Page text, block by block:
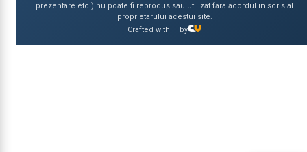
prezentare etc.) nu poate fi reprodus sau utilizat fara acordul in scris al
proprietarului acestui site.
Crafted with
by